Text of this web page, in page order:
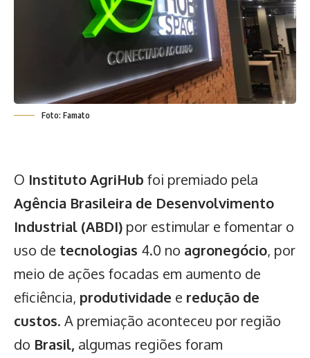
Foto: Famato
O Instituto AgriHub foi premiado pela
Agência Brasileira de Desenvolvimento
Industrial (ABDI) por estimular e fomentar o
uso de tecnologias 4.0 no agronegócio, por
meio de ações focadas em aumento de
eficiência, produtividade e redução de
custos. A premiação aconteceu por região
do Brasil, algumas regiões foram